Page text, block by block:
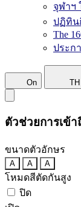
จุฬาฯ
ปฏิทิน
The
ประก
On TH
ตัวช่วยการเข้า
ขนาดตัวอักษร
A A A
โหมดสีตัดกันสูง
ปิด